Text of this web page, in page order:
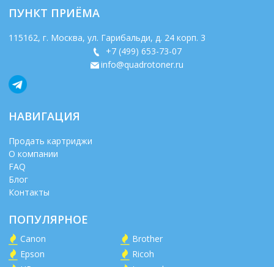
ПУНКТ ПРИЁМА
115162, г. Москва, ул. Гарибальди, д. 24 корп. 3
+7 (499) 653-73-07
info@quadrotoner.ru
НАВИГАЦИЯ
Продать картриджи
О компании
FAQ
Блог
Контакты
ПОПУЛЯРНОЕ
Canon
Brother
Epson
Ricoh